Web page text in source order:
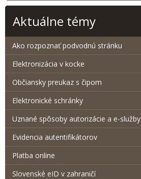
Aktuálne témy
Ako rozpoznať podvodnú stránku
Elektronizácia v kocke
Občiansky preukaz s čipom
Elektronické schránky
Uznané spôsoby autorizácie a e-služby
Evidencia autentifikátorov
Platba online
Slovenské eID v zahraničí